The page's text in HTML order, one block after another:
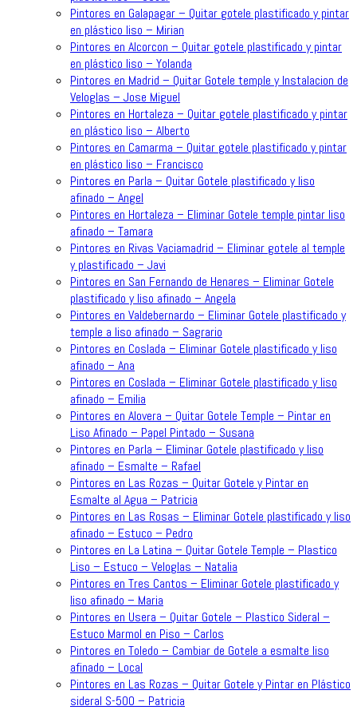
Pintores en Galapagar – Quitar gotele plastificado y pintar
en plástico liso – Mirian
Pintores en Alcorcon – Quitar gotele plastificado y pintar
en plástico liso – Yolanda
Pintores en Madrid – Quitar Gotele temple y Instalacion de
Veloglas – Jose Miguel
Pintores en Hortaleza – Quitar gotele plastificado y pintar
en plástico liso – Alberto
Pintores en Camarma – Quitar gotele plastificado y pintar
en plástico liso – Francisco
Pintores en Parla – Quitar Gotele plastificado y liso
afinado – Angel
Pintores en Hortaleza – Eliminar Gotele temple pintar liso
afinado – Tamara
Pintores en Rivas Vaciamadrid – Eliminar gotele al temple
y plastificado – Javi
Pintores en San Fernando de Henares – Eliminar Gotele
plastificado y liso afinado – Angela
Pintores en Valdebernardo – Eliminar Gotele plastificado y
temple a liso afinado – Sagrario
Pintores en Coslada – Eliminar Gotele plastificado y liso
afinado – Ana
Pintores en Coslada – Eliminar Gotele plastificado y liso
afinado – Emilia
Pintores en Alovera – Quitar Gotele Temple – Pintar en
Liso Afinado – Papel Pintado – Susana
Pintores en Parla – Eliminar Gotele plastificado y liso
afinado – Esmalte – Rafael
Pintores en Las Rozas – Quitar Gotele y Pintar en
Esmalte al Agua – Patricia
Pintores en Las Rosas – Eliminar Gotele plastificado y liso
afinado – Estuco – Pedro
Pintores en La Latina – Quitar Gotele Temple – Plastico
Liso – Estuco – Veloglas – Natalia
Pintores en Tres Cantos – Eliminar Gotele plastificado y
liso afinado – Maria
Pintores en Usera – Quitar Gotele – Plastico Sideral –
Estuco Marmol en Piso – Carlos
Pintores en Toledo – Cambiar de Gotele a esmalte liso
afinado – Local
Pintores en Las Rozas – Quitar Gotele y Pintar en Plástico
sideral S-500 – Patricia